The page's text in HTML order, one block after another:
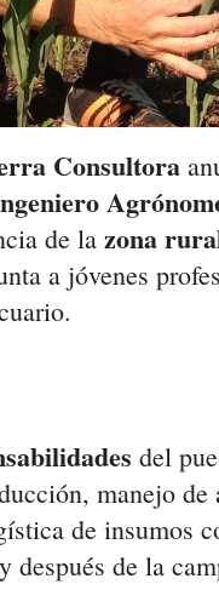
Consultora
de la zona
a jóvenes
del
manejo
de insumos
después de la